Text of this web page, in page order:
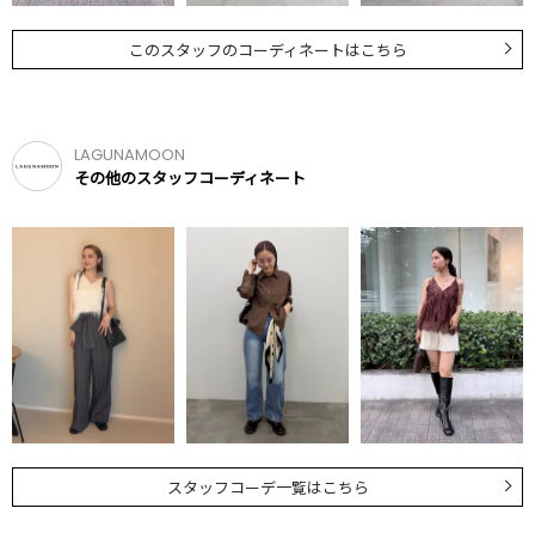
このスタッフのコーディネートはこちら
LAGUNAMOON
その他のスタッフコーディネート
スタッフコーデ一覧はこちら